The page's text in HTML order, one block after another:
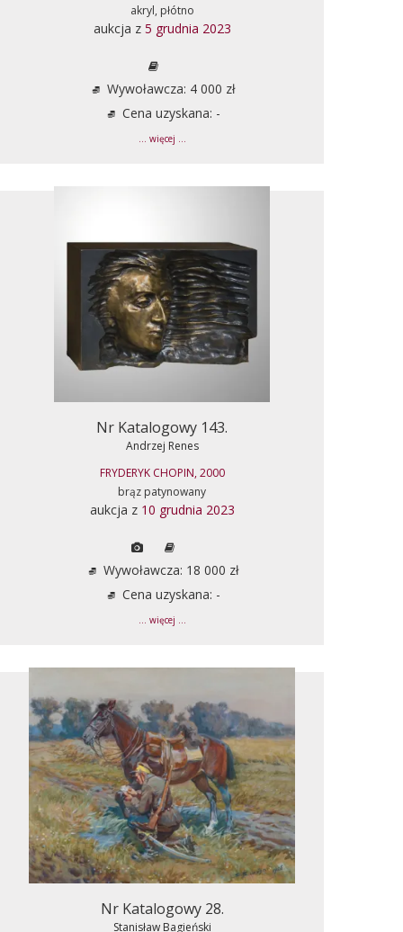
akryl, płótno
aukcja z 5 grudnia 2023
Wywoławcza: 4 000 zł
Cena uzyskana: -
... więcej ...
Nr Katalogowy 143.
Andrzej Renes
FRYDERYK CHOPIN, 2000
brąz patynowany
aukcja z 10 grudnia 2023
Wywoławcza: 18 000 zł
Cena uzyskana: -
... więcej ...
Nr Katalogowy 28.
Stanisław Bagieński